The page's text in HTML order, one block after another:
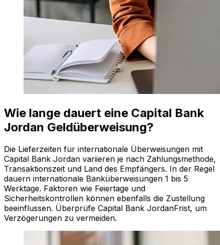
Wie lange dauert eine Capital Bank
Jordan Geldüberweisung?
Die Lieferzeiten für internationale Überweisungen mit
Capital Bank Jordan variieren je nach Zahlungsmethode,
Transaktionszeit und Land des Empfängers. In der Regel
dauern internationale Banküberweisungen 1 bis 5
Werktage. Faktoren wie Feiertage und
Sicherheitskontrollen können ebenfalls die Zustellung
beeinflussen. Überprüfe Capital Bank JordanFrist, um
Verzögerungen zu vermeiden.